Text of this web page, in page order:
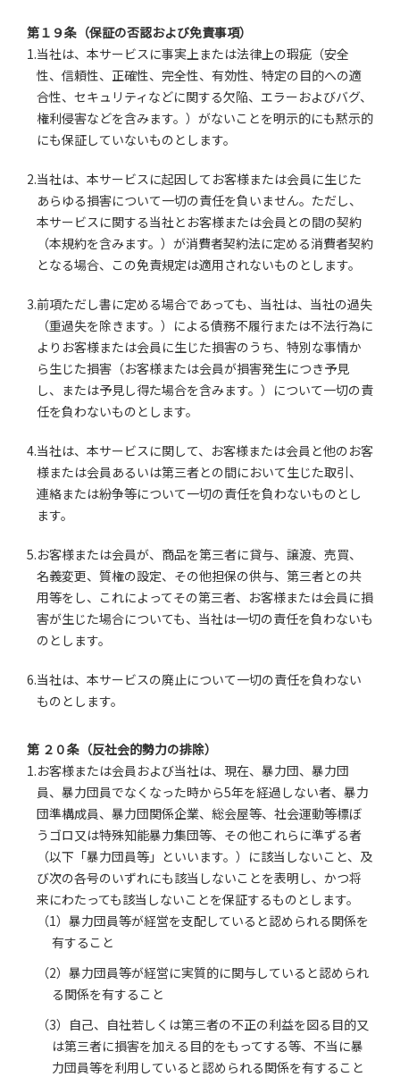
第１９条（保証の否認および免責事項）
1.当社は、本サービスに事実上または法律上の瑕疵（安全
性、信頼性、正確性、完全性、有効性、特定の目的への適
合性、セキュリティなどに関する欠陥、エラーおよびバグ、
権利侵害などを含みます。）がないことを明示的にも黙示的
にも保証していないものとします。
2.当社は、本サービスに起因してお客様または会員に生じた
あらゆる損害について一切の責任を負いません。ただし、
本サービスに関する当社とお客様または会員との間の契約
（本規約を含みます。）が消費者契約法に定める消費者契約
となる場合、この免責規定は適用されないものとします。
3.前項ただし書に定める場合であっても、当社は、当社の過失
（重過失を除きます。）による債務不履行または不法行為に
よりお客様または会員に生じた損害のうち、特別な事情か
ら生じた損害（お客様または会員が損害発生につき予見
し、または予見し得た場合を含みます。）について一切の責
任を負わないものとします。
4.当社は、本サービスに関して、お客様または会員と他のお客
様または会員あるいは第三者との間において生じた取引、
連絡または紛争等について一切の責任を負わないものとし
ます。
5.お客様または会員が、商品を第三者に貸与、譲渡、売買、
名義変更、質権の設定、その他担保の供与、第三者との共
用等をし、これによってその第三者、お客様または会員に損
害が生じた場合についても、当社は一切の責任を負わないも
のとします。
6.当社は、本サービスの廃止について一切の責任を負わない
ものとします。
第 ２０条（反社会的勢力の排除）
1.お客様または会員および当社は、現在、暴力団、暴力団
員、暴力団員でなくなった時から5年を経過しない者、暴力
団準構成員、暴力団関係企業、総会屋等、社会運動等標ぼ
うゴロ又は特殊知能暴力集団等、その他これらに準ずる者
（以下「暴力団員等」といいます。）に該当しないこと、及
び次の各号のいずれにも該当しないことを表明し、かつ将
来にわたっても該当しないことを保証するものとします。
（1）暴力団員等が経営を支配していると認められる関係を
有すること
（2）暴力団員等が経営に実質的に関与していると認められ
る関係を有すること
（3）自己、自社若しくは第三者の不正の利益を図る目的又
は第三者に損害を加える目的をもってする等、不当に暴
力団員等を利用していると認められる関係を有すること